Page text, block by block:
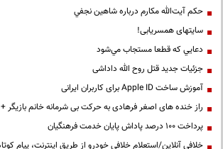
حكم آيت‌الله مكارم درباره شاهين نجفي
سایتهای همسریابی!
دعايي كه قطعا مستجاب مي‌شود
جزئیات جدید قتل روح الله داداشی
آموزش ساخت Apple ID برای کاربران ایرانی
راز خنده های اصغر فرهادی به حرکت بی شرمانه خانم
پرداخت ۱۰۰ درصد پاداش پایان خدمت فرهنگیان
خلافی آنلاین/استعلام خلافی خودرو از طریق اینترنت، پیام